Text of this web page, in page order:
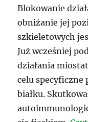
Blokowanie
obniżanie jej
szkieletowych
Już wcześniej
działania
celu specyficzne
białku.